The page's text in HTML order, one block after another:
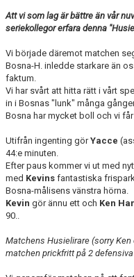
Att vi som lag är bättre än vår
seriekollegor erfara denna
Vi började däremot matchen
Bosna-H. inledde starkare än
faktum.
Vi har svårt att hitta rätt i vårt
in i Bosnas "lunk" många
Bosna har mycket boll och vi får
Utifrån ingenting görYacce
44:e minuten.
Efter paus kommer vi ut med
med Kevins fantastiska
Bosna-målisens vänstra hörna.
Kevin gör ännu ett och Ken
90..
Matchens Husielirare (sorry
matchen prickfritt på 2